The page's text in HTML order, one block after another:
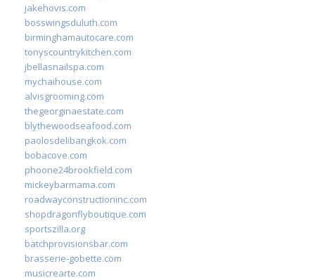
jakehovis.com
bosswingsduluth.com
birminghamautocare.com
tonyscountrykitchen.com
jbellasnailspa.com
mychaihouse.com
alvisgrooming.com
thegeorginaestate.com
blythewoodseafood.com
paolosdelibangkok.com
bobacove.com
phoone24brookfield.com
mickeybarmama.com
roadwayconstructioninc.com
shopdragonflyboutique.com
sportszilla.org
batchprovisionsbar.com
brasserie-gobette.com
musicrearte.com